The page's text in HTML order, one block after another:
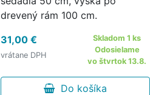
drevený rám 100 cm.
31,00 €
vrátane DPH
Skladom 1 ks
Odosielame
vo štvrtok 13.8.
Do košíka